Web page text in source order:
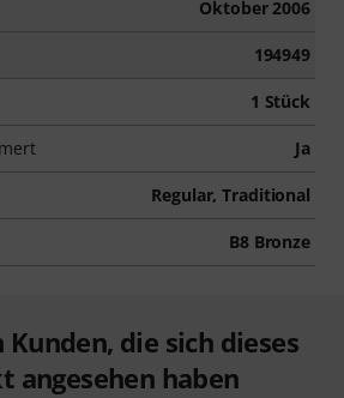
Oktober 2006
194949
1 Stück
Ja
Regular, Traditional
B8 Bronze
die sich dieses
angesehen haben